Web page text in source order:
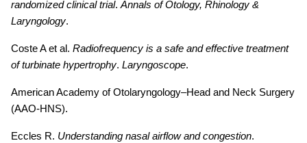
randomized clinical trial.Annals of Otology, Rhinology &
Laryngology.
Coste A et al. Radiofrequency is a safe and effective treatment
of turbinate hypertrophy. Laryngoscope.
American Academy of Otolaryngology–Head and Neck Surgery
(AAO-HNS).
Eccles R. Understanding nasal airflow and congestion.